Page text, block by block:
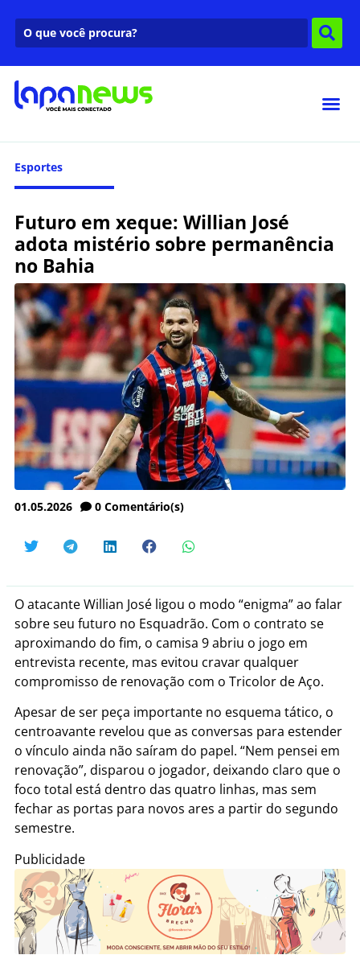
Esportes
Futuro em xeque: Willian José
adota mistério sobre permanência
no Bahia
01.05.2026 0 Comentário(s)
O atacante Willian José ligou o modo “enigma” ao falar
sobre seu futuro no Esquadrão. Com o contrato se
aproximando do fim, o camisa 9 abriu o jogo em
entrevista recente, mas evitou cravar qualquer
compromisso de renovação com o Tricolor de Aço.
Apesar de ser peça importante no esquema tático, o
centroavante revelou que as conversas para estender
o vínculo ainda não saíram do papel. “Nem pensei em
renovação”, disparou o jogador, deixando claro que o
foco total está dentro das quatro linhas, mas sem
fechar as portas para novos ares a partir do segundo
semestre.
Publicidade